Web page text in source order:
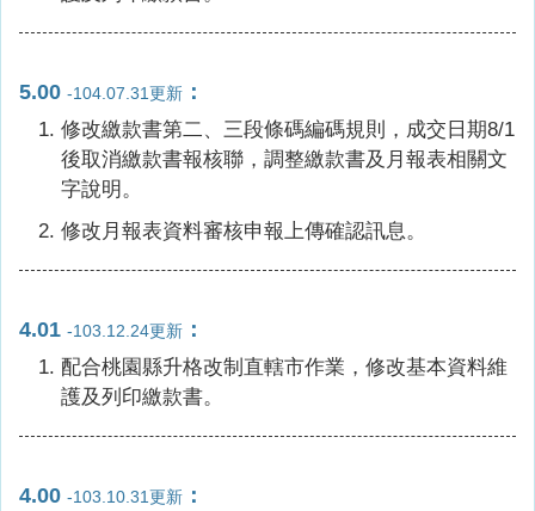
5.00 -104.07.31更新 ：
修改繳款書第二、三段條碼編碼規則，成交日期8/1
後取消繳款書報核聯，調整繳款書及月報表相關文
字說明。
修改月報表資料審核申報上傳確認訊息。
4.01 -103.12.24更新 ：
配合桃園縣升格改制直轄市作業，修改基本資料維
護及列印繳款書。
4.00 -103.10.31更新 ：